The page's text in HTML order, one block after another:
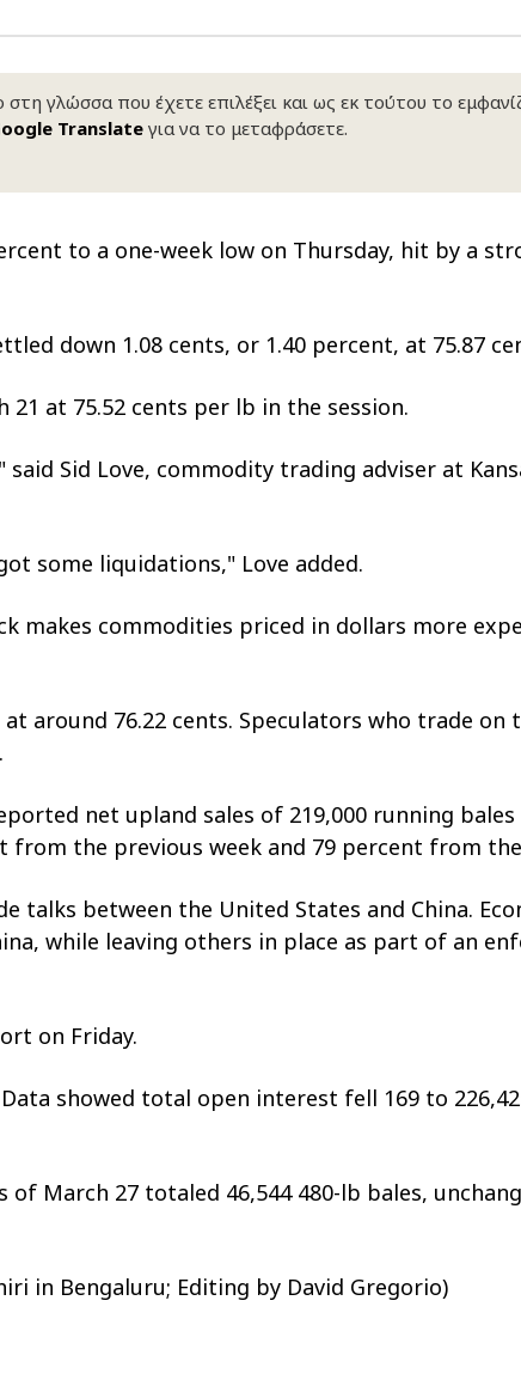
στη γλώσσα που έχετε επιλέξει και ως εκ τούτου το
Translateγια να το μεταφράσετε.
to a one-week low on Thursday, hit by a
down 1.08 cents, or 1.40 percent, at 75.87
at 75.52 cents per lb in the session.
Sid Love, commodity trading adviser at
some liquidations," Love added.
makes commodities priced in dollars more
around 76.22 cents. Speculators who trade on
net upland sales of 219,000 running
from the previous week and 79 percent from
between the United States and China.
while leaving others in place as part of an
on Friday.
showed total open interest fell 169 to
of March 27 totaled 46,544 480-lb bales,
in Bengaluru; Editing by David Gregorio)